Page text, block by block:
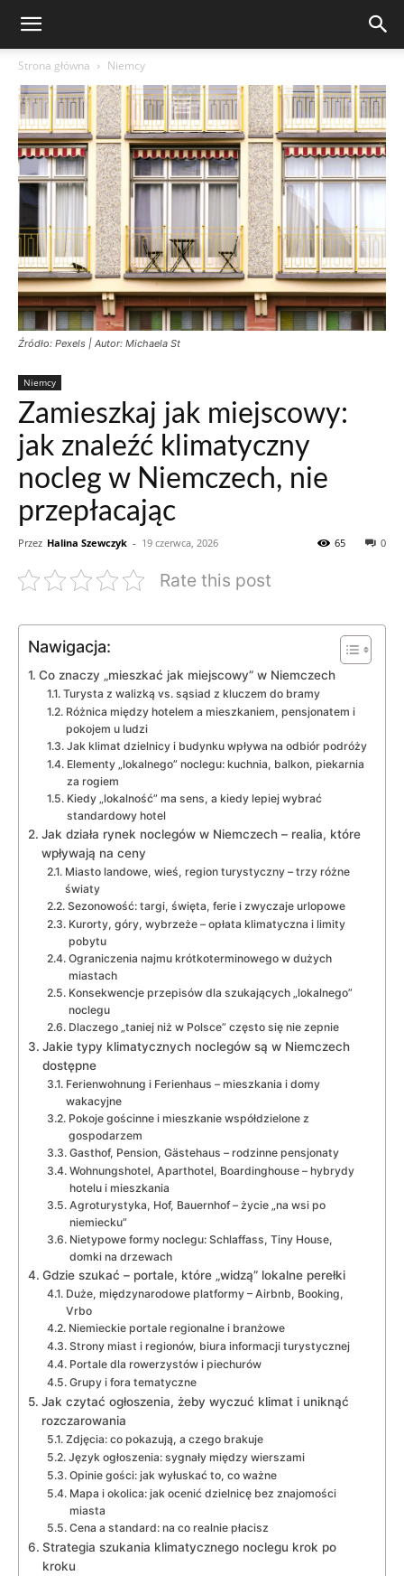
Strona główna Niemcy
Źródło: Pexels | Autor: Michaela St
Niemcy
Zamieszkaj jak miejscowy:
jak znaleźć klimatyczny
nocleg w Niemczech, nie
przepłacając
Przez Halina Szewczyk - 19 czerwca, 2026 0
65
Rate this post
Nawigacja:
Co znaczy „mieszkać jak miejscowy” w Niemczech
Turysta z walizką vs. sąsiad z kluczem do bramy
Różnica między hotelem a mieszkaniem, pensjonatem i
pokojem u ludzi
Jak klimat dzielnicy i budynku wpływa na odbiór podróży
Elementy „lokalnego” noclegu: kuchnia, balkon, piekarnia
za rogiem
Kiedy „lokalność” ma sens, a kiedy lepiej wybrać
standardowy hotel
Jak działa rynek noclegów w Niemczech – realia, które
wpływają na ceny
Miasto landowe, wieś, region turystyczny – trzy różne
światy
Sezonowość: targi, święta, ferie i zwyczaje urlopowe
Kurorty, góry, wybrzeże – opłata klimatyczna i limity
pobytu
Ograniczenia najmu krótkoterminowego w dużych
miastach
Konsekwencje przepisów dla szukających „lokalnego”
noclegu
Dlaczego „taniej niż w Polsce” często się nie zepnie
Jakie typy klimatycznych noclegów są w Niemczech
dostępne
Ferienwohnung i Ferienhaus – mieszkania i domy
wakacyjne
Pokoje gościnne i mieszkanie współdzielone z
gospodarzem
Gasthof, Pension, Gästehaus – rodzinne pensjonaty
Wohnungshotel, Aparthotel, Boardinghouse – hybrydy
hotelu i mieszkania
Agroturystyka, Hof, Bauernhof – życie „na wsi po
niemiecku”
Nietypowe formy noclegu: Schlaffass, Tiny House,
domki na drzewach
Gdzie szukać – portale, które „widzą” lokalne perełki
Duże, międzynarodowe platformy – Airbnb, Booking,
Vrbo
Niemieckie portale regionalne i branżowe
Strony miast i regionów, biura informacji turystycznej
Portale dla rowerzystów i piechurów
Grupy i fora tematyczne
Jak czytać ogłoszenia, żeby wyczuć klimat i uniknąć
rozczarowania
Zdjęcia: co pokazują, a czego brakuje
Język ogłoszenia: sygnały między wierszami
Opinie gości: jak wyłuskać to, co ważne
Mapa i okolica: jak ocenić dzielnicę bez znajomości
miasta
Cena a standard: na co realnie płacisz
Strategia szukania klimatycznego noclegu krok po
kroku